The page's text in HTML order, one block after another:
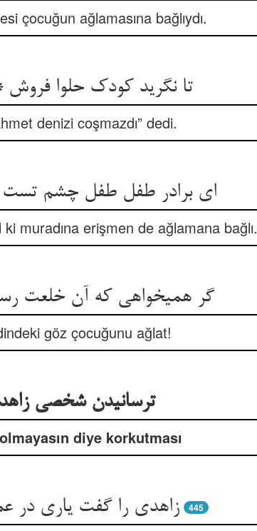
çocuğun ağlamasına bağlıydı.
تا نگرید کودک حلوا
denizi coşmazdı” dedi.
ای برادر طفل طفل چشم
muradına erişmen de ağlamana bağlı.
گر همی‏خواهی که آن خلعت
göz çocuğunu ağlat!
ترسانیدن شخصی
diye korkutması
زاهدی را گفت یاری در 445